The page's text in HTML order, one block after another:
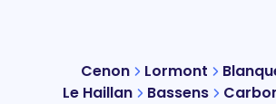
Cenon Lormont
Le Haillan
Bassens